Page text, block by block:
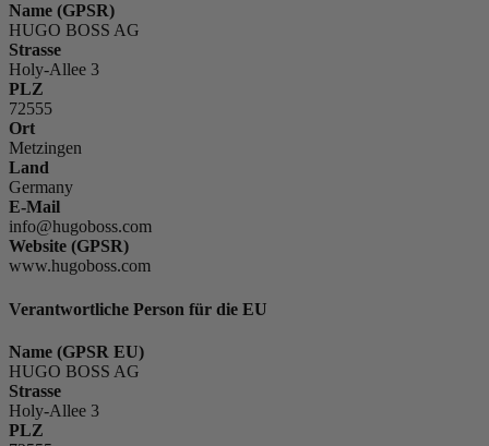
Name (GPSR)
HUGO BOSS AG
Strasse
Holy-Allee 3
PLZ
72555
Ort
Metzingen
Land
Germany
E-Mail
info@hugoboss.com
Website (GPSR)
www.hugoboss.com
Verantwortliche Person für die EU
Name (GPSR EU)
HUGO BOSS AG
Strasse
Holy-Allee 3
PLZ